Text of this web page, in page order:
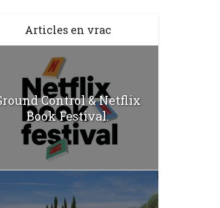
Articles en vrac
Control & Netflix
Book Festival.